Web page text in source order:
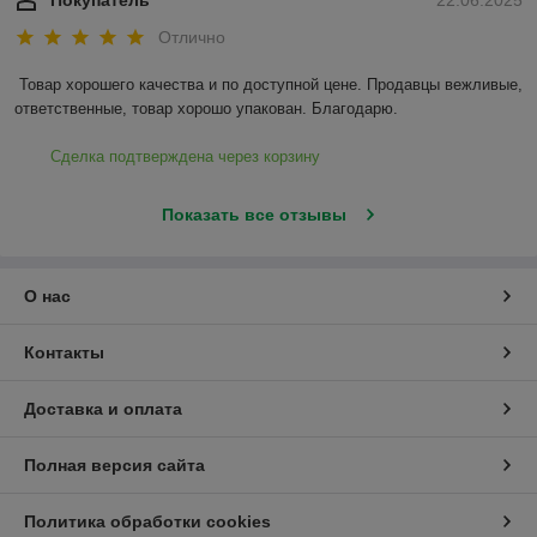
Отлично
Товар хорошего качества и по доступной цене. Продавцы вежливые,
ответственные, товар хорошо упакован. Благодарю.
Сделка подтверждена через корзину
Показать все отзывы
О нас
Контакты
Доставка и оплата
Полная версия сайта
Политика обработки cookies